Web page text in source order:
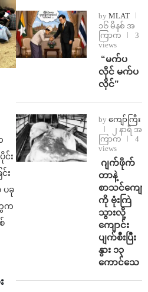
း
း
ပခု
က
by MLAT
၁၆ မိနစ် အ
ကြာက
3
views
⁨ ⁨“မက်ပ
လိုင် မက်ပ
လိုင်”
by ကျော်ကြီး
၂ နာရီ အ
ကြာက
4
views
⁨⁩ ⁨ဂျက်ဖိုက်
တာနဲ့
စာသင်ကျော
ကို ဗုံးကြဲ
သွားလို့
ကျောင်း
ပျက်စီးပြီး
နွား ၁၃
ကောင်သေ